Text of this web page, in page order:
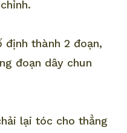
thành 2 đoạn,
đoạn dây chun
lại tóc cho thẳng